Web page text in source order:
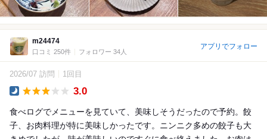
m24474
口コミ 250件 フォロワー 34人
アプリでフォロー
2026/07 訪問 1回目
3.0
食べログでメニューを見ていて、美味しそうだったので予約。餃
子、お肉料理が特に美味しかったです。ニンニク多めの餃子も大